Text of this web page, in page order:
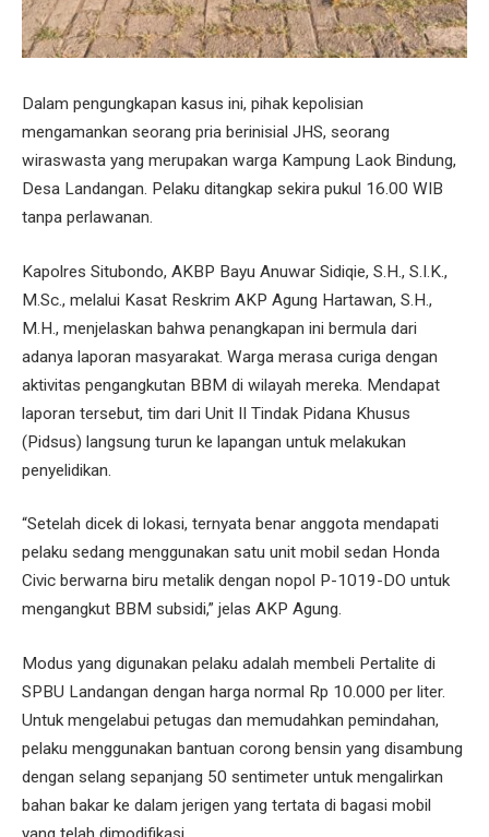
Dalam pengungkapan kasus ini, pihak kepolisian
mengamankan seorang pria berinisial JHS, seorang
wiraswasta yang merupakan warga Kampung Laok Bindung,
Desa Landangan. Pelaku ditangkap sekira pukul 16.00 WIB
tanpa perlawanan.
Kapolres Situbondo, AKBP Bayu Anuwar Sidiqie, S.H., S.I.K.,
M.Sc., melalui Kasat Reskrim AKP Agung Hartawan, S.H.,
M.H., menjelaskan bahwa penangkapan ini bermula dari
adanya laporan masyarakat. Warga merasa curiga dengan
aktivitas pengangkutan BBM di wilayah mereka. Mendapat
laporan tersebut, tim dari Unit II Tindak Pidana Khusus
(Pidsus) langsung turun ke lapangan untuk melakukan
penyelidikan.
“Setelah dicek di lokasi, ternyata benar anggota mendapati
pelaku sedang menggunakan satu unit mobil sedan Honda
Civic berwarna biru metalik dengan nopol P-1019-DO untuk
mengangkut BBM subsidi,” jelas AKP Agung.
Modus yang digunakan pelaku adalah membeli Pertalite di
SPBU Landangan dengan harga normal Rp 10.000 per liter.
Untuk mengelabui petugas dan memudahkan pemindahan,
pelaku menggunakan bantuan corong bensin yang disambung
dengan selang sepanjang 50 sentimeter untuk mengalirkan
bahan bakar ke dalam jerigen yang tertata di bagasi mobil